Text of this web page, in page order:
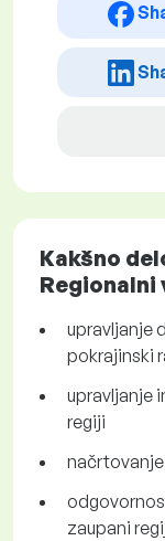
Kakšno
Regionalni
upravljanje
pokrajinski
upravljanje
regiji
zaupani